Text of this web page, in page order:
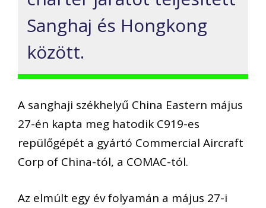
Sanghaj és Hongkong
között.
A sanghaji székhelyű China Eastern május
27-én kapta meg hatodik C919-es
repülőgépét a gyártó Commercial Aircraft
Corp of China-tól, a COMAC-tól.
Az elmúlt egy év folyamán a május 27-i